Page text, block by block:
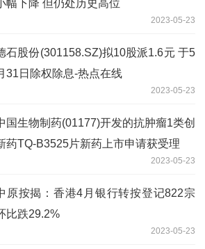
幅下降 但仍处历史高位
2023-05-23
石股份(301158.SZ)拟10股派1.6元 于5
31日除权除息-热点在线
2023-05-23
国生物制药(01177)开发的抗肿瘤1类创
药TQ-B3525片新药上市申请获受理
2023-05-23
原按揭：香港4月银行转按登记822宗
比跌29.2%
2023-05-23